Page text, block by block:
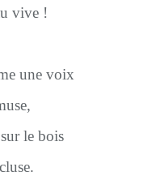
vive !
une voix
le bois